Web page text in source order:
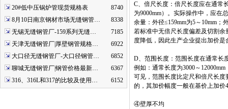
20#低中压锅炉管现货规格表
8740
8月10日南京钢材市场无缝钢管…
8338
无锡无缝钢管厂-159系列无缝…
7185
天津无缝钢管厂|厚壁钢管规格…
6922
大口径无缝钢管厂-大口径钢管…
6852
聊城无缝钢管厂|钢管价格最新…
6367
316、316L和317的比较及使用…
6152
C、倍尺长度：倍尺长度应在通常
为9000mm）。实际操作中，应在
余量：外径≤159mm为5～10mm；
若标准中无倍尺长度偏差及切割
度降低，因此生产企业提出加价
D、范围长度：范围长度在通常长
例如：通常长度为3000～
可见，范围长度比定尺和倍尺长
的，其加价幅度一般在基价上加价
④壁厚不均